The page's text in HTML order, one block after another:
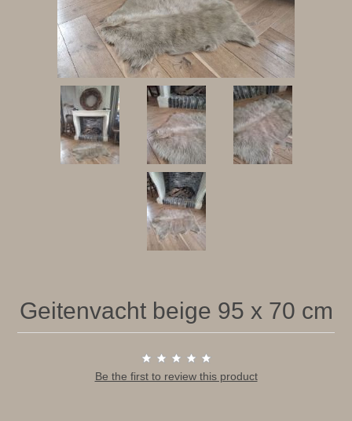
Geitenvacht beige 95 x 70 cm
Be the first to review this product